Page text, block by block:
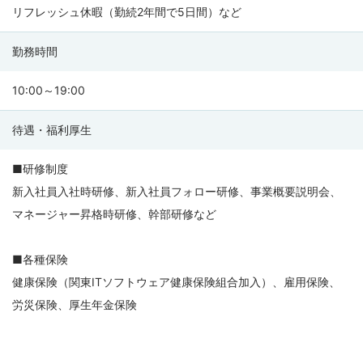
リフレッシュ休暇（勤続2年間で5日間）など
勤務時間
10:00～19:00
待遇・福利厚生
■研修制度
新入社員入社時研修、新入社員フォロー研修、事業概要説明会、
マネージャー昇格時研修、幹部研修など
■各種保険
健康保険（関東ITソフトウェア健康保険組合加入）、雇用保険、
労災保険、厚生年金保険